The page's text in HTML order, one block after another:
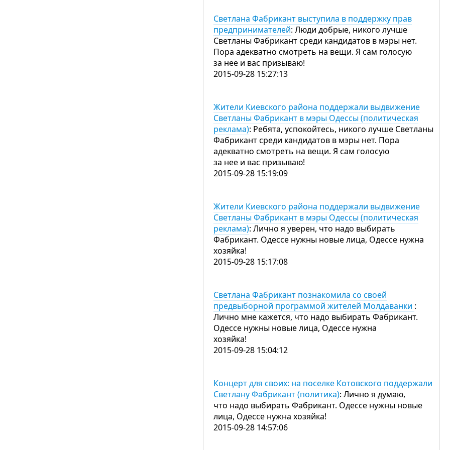
Светлана Фабрикант выступила в поддержку прав
предпринимателей: Люди добрые, никого лучше
Светланы Фабрикант среди кандидатов в мэры нет.
Пора адекватно смотреть на вещи. Я сам голосую
за нее и вас призываю!
2015-09-28 15:27:13
Жители Киевского района поддержали выдвижение
Светланы Фабрикант в мэры Одессы (политическая
реклама): Ребята, успокойтесь, никого лучше Светланы
Фабрикант среди кандидатов в мэры нет. Пора
адекватно смотреть на вещи. Я сам голосую
за нее и вас призываю!
2015-09-28 15:19:09
Жители Киевского района поддержали выдвижение
Светланы Фабрикант в мэры Одессы (политическая
реклама): Лично я уверен, что надо выбирать
Фабрикант. Одессе нужны новые лица, Одессе нужна
хозяйка!
2015-09-28 15:17:08
Светлана Фабрикант познакомила со своей
предвыборной программой жителей Молдаванки :
Лично мне кажется, что надо выбирать Фабрикант.
Одессе нужны новые лица, Одессе нужна
хозяйка!
2015-09-28 15:04:12
Концерт для своих: на поселке Котовского поддержали
Светлану Фабрикант (политика): Лично я думаю,
что надо выбирать Фабрикант. Одессе нужны новые
лица, Одессе нужна хозяйка!
2015-09-28 14:57:06